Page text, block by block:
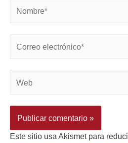
Este sitio usa Akismet para